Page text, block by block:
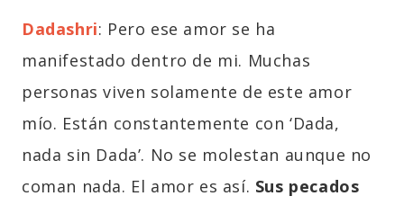
Dadashri: Pero ese amor se ha
manifestado dentro de mi. Muchas
personas viven solamente de este amor
mío. Están constantemente con ‘Dada,
nada sin Dada’. No se molestan aunque no
coman nada. El amor es así. Sus pecados